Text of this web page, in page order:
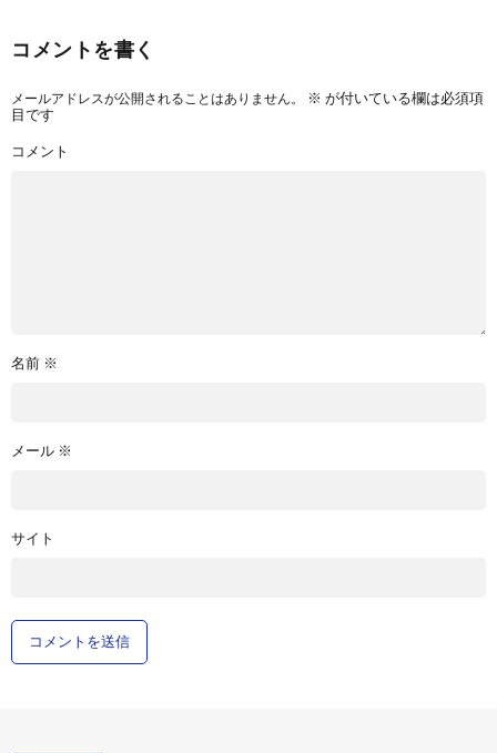
コメントを書く
メールアドレスが公開されることはありません。 ※ が付いている欄は必須項
目です
コメント
名前 ※
メール ※
サイト